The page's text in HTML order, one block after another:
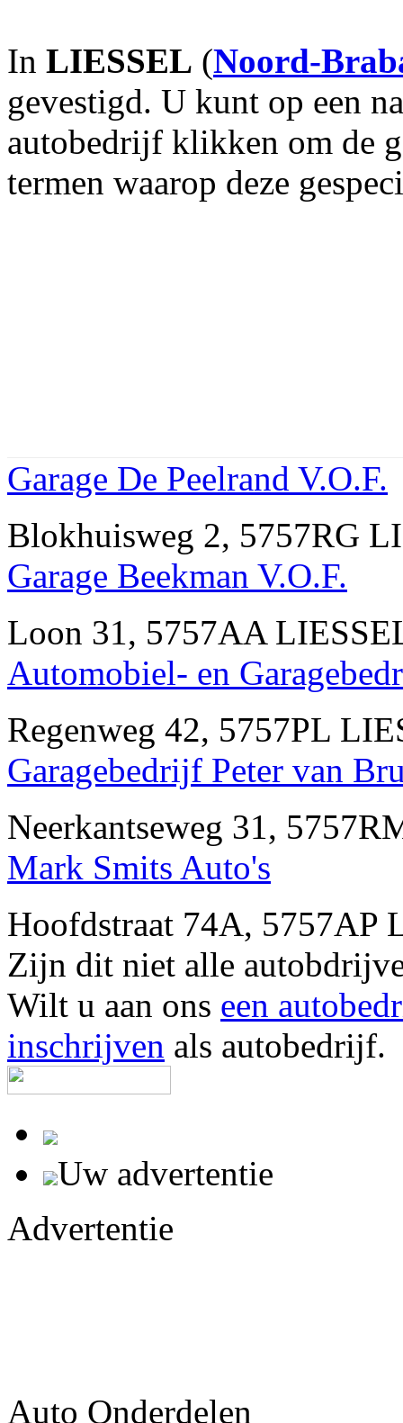
In LIESSEL (Noord-
gevestigd. U kunt op een
autobedrijf klikken om de
termen waarop deze
Garage De Peelrand V.O.F.
Blokhuisweg 2, 5757RG
Garage Beekman V.O.F.
Loon 31, 5757AA
Automobiel- en
Regenweg 42, 5757PL
Garagebedrijf Peter van
Neerkantseweg 31,
Mark Smits Auto's
Hoofdstraat 74A, 5757AP
Zijn dit niet alle
Wilt u aan ons een
inschrijven als autobedrijf.
Uw advertentie
Advertentie
Auto Onderdelen